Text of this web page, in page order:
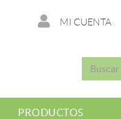
MI CUENTA
PRODUCTOS